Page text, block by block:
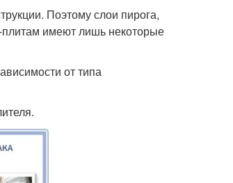
Поэтому слои пирога,
имеют лишь некоторые
от типа